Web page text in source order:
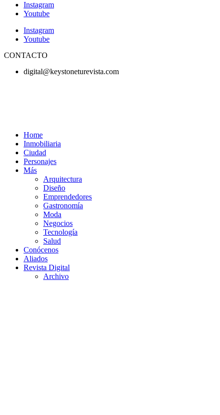
Instagram
Youtube
Instagram
Youtube
CONTACTO
digital@keystoneturevista.com
Home
Inmobiliaria
Ciudad
Personajes
Más
Arquitectura
Diseño
Emprendedores
Gastronomía
Moda
Negocios
Tecnología
Salud
Conócenos
Aliados
Revista Digital
Archivo